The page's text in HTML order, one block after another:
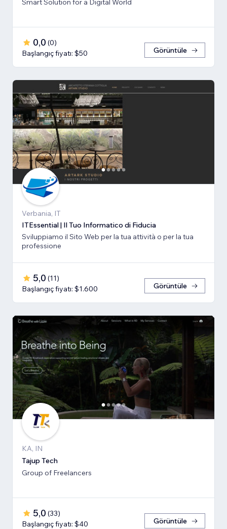
Smart Solution for a Digital World
0,0 (0)
Başlangıç fiyatı: $50
Görüntüle
Verbania, IT
ITEssential | Il Tuo Informatico di Fiducia
Sviluppiamo il Sito Web per la tua attività o per la tua
professione
5,0 (11)
Başlangıç fiyatı: $1.600
Görüntüle
KA, IN
Tajup Tech
Group of Freelancers
5,0 (33)
Başlangıç fiyatı: $40
Görüntüle